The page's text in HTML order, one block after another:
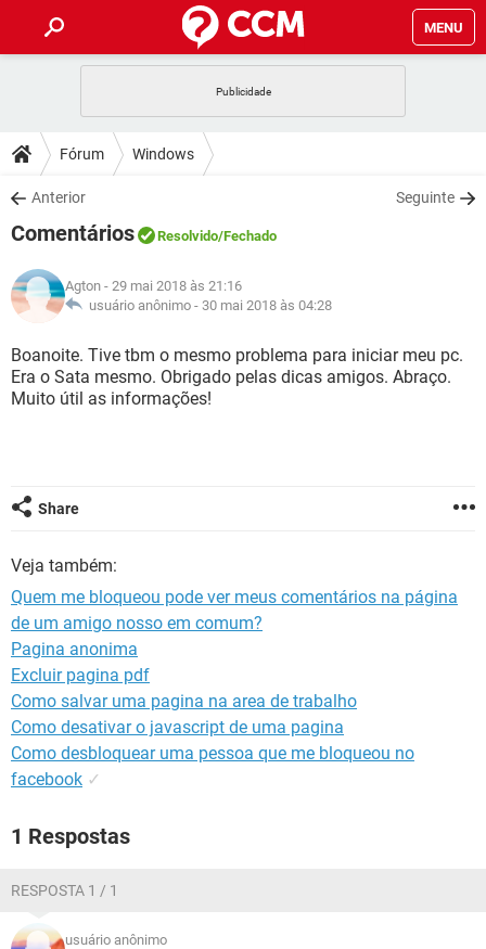
MENU
CELULAR
OUTLOOK
INSTAGRAM GMAIL
GUIA DE COMPRAS
DICAS
JOGOS
INSTAGRAM
DOWNLOADS
JOGOS WHATSAPP
CELULAR
OUTLOOK EXCEL
INSTAGRAM GMAIL
GUIA DE COMPRAS
JOGOS
OUTLOOK EXCEL
INSTAGRAM
GLOSSÁRIO
JOGOS WHATSAPP
CELULAR FACEBOOK
GUIA DE COMPRAS
Fórum Windows
Anterior Seguinte
Comentários Resolvido/Fechado
Agton - 29 mai 2018 às 21:16
usuário anônimo - 30 mai 2018 às 04:28
Boanoite. Tive tbm o mesmo problema para iniciar meu pc.
Era o Sata mesmo. Obrigado pelas dicas amigos. Abraço.
Muito útil as informações!
Share
Veja também:
Quem me bloqueou pode ver meus comentários na página
de um amigo nosso em comum?
Pagina anonima
Excluir pagina pdf
Como salvar uma pagina na area de trabalho
Como desativar o javascript de uma pagina
Como desbloquear uma pessoa que me bloqueou no
facebook ✓
1 Respostas
RESPOSTA 1 / 1
usuário anônimo